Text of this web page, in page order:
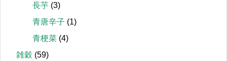
長芋 (3)
青唐辛子 (1)
青梗菜 (4)
雑穀 (59)